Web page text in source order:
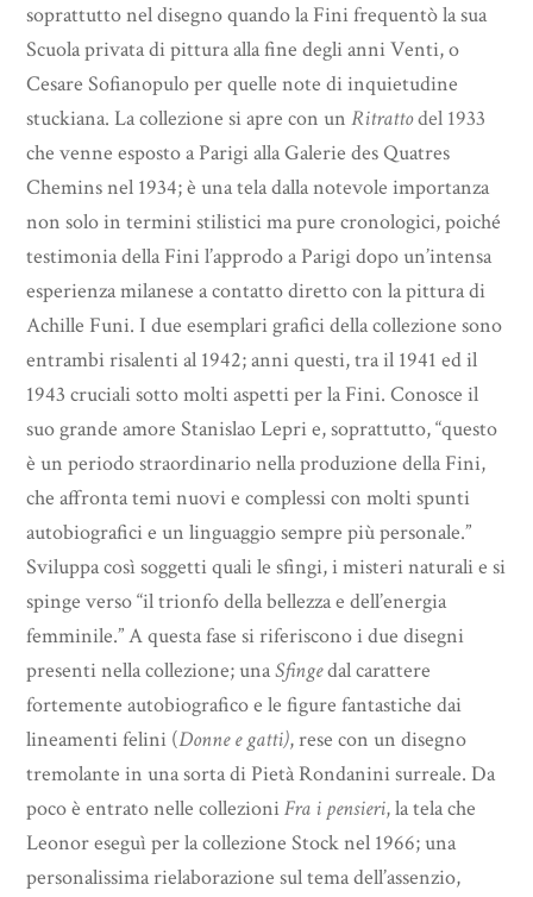
soprattutto nel disegno quando la Fini frequentò la sua
Scuola privata di pittura alla fine degli anni Venti, o
Cesare Sofianopulo per quelle note di inquietudine
stuckiana. La collezione si apre con unRitrattodel 1933
che venne esposto a Parigi alla Galerie des Quatres
Chemins nel 1934; è una tela dalla notevole importanza
non solo in termini stilistici ma pure cronologici, poiché
testimonia della Fini l’approdo a Parigi dopo un’intensa
esperienza milanese a contatto diretto con la pittura di
Achille Funi. I due esemplari grafici della collezione sono
entrambi risalenti al 1942; anni questi, tra il 1941 ed il
1943 cruciali sotto molti aspetti per la Fini. Conosce il
suo grande amore Stanislao Lepri e, soprattutto, “questo
è un periodo straordinario nella produzione della Fini,
che affronta temi nuovi e complessi con molti spunti
autobiografici e un linguaggio sempre più personale.”
Sviluppa così soggetti quali le sfingi, i misteri naturali e si
spinge verso “il trionfo della bellezza e dell’energia
femminile.” A questa fase si riferiscono i due disegni
presenti nella collezione; unaSfingedal carattere
fortemente autobiografico e le figure fantastiche dai
lineamenti felini (Donne e gatti), rese con un disegno
tremolante in una sorta di Pietà Rondanini surreale. Da
poco è entrato nelle collezioniFra i pensieri,la tela che
Leonor eseguì per la collezione Stock nel 1966; una
personalissima rielaborazione sul tema dell’assenzio,